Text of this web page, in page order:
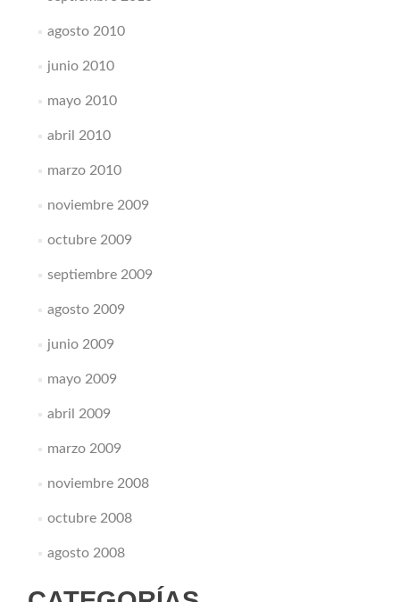
agosto 2010
junio 2010
mayo 2010
abril 2010
marzo 2010
noviembre 2009
octubre 2009
septiembre 2009
agosto 2009
junio 2009
mayo 2009
abril 2009
marzo 2009
noviembre 2008
octubre 2008
agosto 2008